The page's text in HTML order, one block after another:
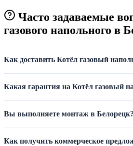
Часто задаваемые
газового напольного в
Как доставить Котёл газовый
Какая гарантия на Котёл газовый
Вы выполняете монтаж в Белорецк?
Как получить коммерческое